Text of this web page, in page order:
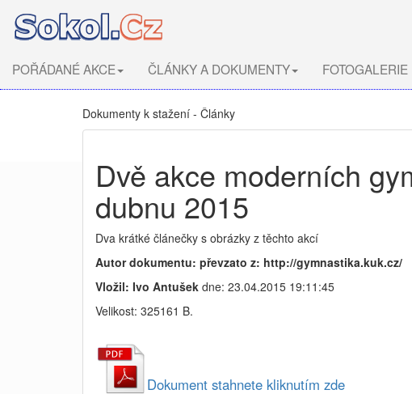
POŘÁDANÉ AKCE ČLÁNKY A DOKUMENTY FOTOGALERIE
Dokumenty k stažení - Články
Dvě akce moderních
dubnu 2015
Dva krátké článečky s obrázky z těchto akcí
Autor dokumentu: převzato z: http://gymnastika.kuk.cz/
Vložil: Ivo Antušek dne: 23.04.2015 19:11:45
Velikost: 325161 B.
Dokument stahnete kliknutím zde